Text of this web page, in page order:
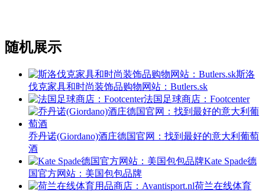
随机展示
斯洛
伐克家具和时尚装饰品购物网站：Butlers.sk
法国足球商店：Footcenter
乔丹诺(Giordano)酒庄德国官网：找到最好的意大利葡萄
酒
Kate Spade德
国官方网站：美国包包品牌
荷兰在线体育